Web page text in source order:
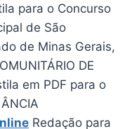
para o Concurso
de São
de Minas Gerais,
DE
em PDF para o
Redação para